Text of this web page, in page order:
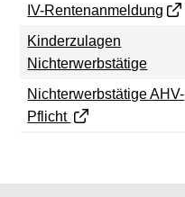
IV-Rentenanmeldung
Kinderzulagen
Nichterwerbstätige
Nichterwerbstätige AHV-
Pflicht